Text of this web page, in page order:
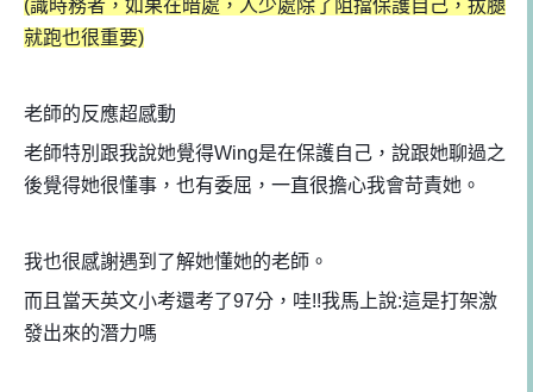
(識時務者，如果在暗處，人少處除了阻擋保護自己，拔腿
就跑也很重要)
老師的反應超感動
老師特別跟我說她覺得Wing是在保護自己，說跟她聊過之
後覺得她很懂事，也有委屈，一直很擔心我會苛責她。
我也很感謝遇到了解她懂她的老師。
而且當天英文小考還考了97分，哇!!我馬上說:這是打架激
發出來的潛力嗎